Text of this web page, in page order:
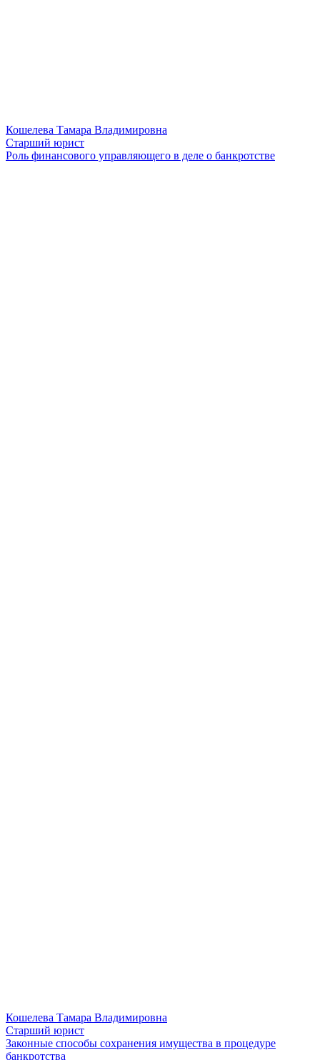
Кошелева Тамара Владимировна
Старший юрист
Роль финансового управляющего в деле о банкротстве
Кошелева Тамара Владимировна
Старший юрист
Законные способы сохранения имущества в процедуре
банкротства